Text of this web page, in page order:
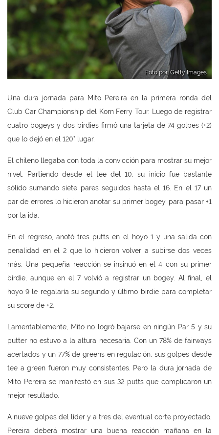
Foto por: Getty Images
Una dura jornada para Mito Pereira en la primera ronda del
Club Car Championship del Korn Ferry Tour. Luego de registrar
cuatro bogeys y dos birdies firmó una tarjeta de 74 golpes (+2)
que lo dejó en el 120° lugar.
El chileno llegaba con toda la convicción para mostrar su mejor
nivel. Partiendo desde el tee del 10, su inicio fue bastante
sólido sumando siete pares seguidos hasta el 16. En el 17 un
par de errores lo hicieron anotar su primer bogey, para pasar +1
por la ida.
En el regreso, anotó tres putts en el hoyo 1 y una salida con
penalidad en el 2 que lo hicieron volver a subirse dos veces
más. Una pequeña reacción se insinuó en el 4 con su primer
birdie, aunque en el 7 volvió a registrar un bogey. Al final, el
hoyo 9 le regalaría su segundo y último birdie para completar
su score de +2.
Lamentablemente, Mito no logró bajarse en ningún Par 5 y su
putter no estuvo a la altura necesaria. Con un 78% de fairways
acertados y un 77% de greens en regulación, sus golpes desde
tee a green fueron muy consistentes. Pero la dura jornada de
Mito Pereira se manifestó en sus 32 putts que complicaron un
mejor resultado.
A nueve golpes del líder y a tres del eventual corte proyectado,
Pereira deberá mostrar una buena reacción mañana en la